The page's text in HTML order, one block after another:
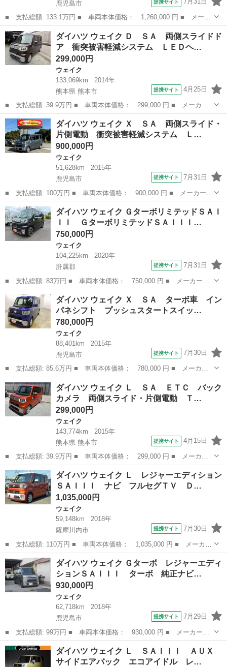
鹿児島市 提携サイト
■ 支払総額: 133.1万円 ■ 車両本体価格： 1,260,000 円 ■ メーカ
ー名： ダイハツ ■ 車種名： ウェイク ■ グレード名： Ｇター
ボＳＡＩＩＩ ｉ－ｓｔｏｐ 整備記録簿 Ｂモニター アルミ ナ
ビＴＶ ...
鹿児島 鹿児島市 ウェイク
ダイハツ ウェイク Ｄ ＳＡ 両側スライドド
ア 衝突被害軽減システム ＬＥＤヘ…
299,000円
ウェイク
133,069km
2014年
熊本県 熊本市
提携サイト 4月25日
■ 支払総額: 39.9万円 ■ 車両本体価格： 299,000 円 ■ メーカー
名： ダイハツ ■ 車種名： ウェイク ■ グレード名： Ｄ Ｓ
Ａ 両側スライドドア 衝突被害軽減システム ＬＥＤヘッドラン
プ キーレスエン...
熊本 熊本市 ウェイク
ダイハツ ウェイク Ｘ ＳＡ 両側スライド・
片側電動 衝突被害軽減システム Ｌ…
900,000円
ウェイク
51,628km
2015年
鹿児島市
提携サイト 7月31日
■ 支払総額: 100万円 ■ 車両本体価格： 900,000 円 ■ メーカー
名： ダイハツ ■ 車種名： ウェイク ■ グレード名： Ｘ Ｓ
Ａ 両側スライド・片側電動 衝突被害軽減システム ＬＥＤヘッド
ランプ スマート...
鹿児島 鹿児島市 ウェイク
ダイハツ ウェイク ＧターボリミテッドＳＡＩ
ＩＩ ＧターボリミテッドＳＡＩＩＩ…
750,000円
ウェイク
104,225km
2020年
肝属郡
提携サイト 7月31日
■ 支払総額: 83万円 ■ 車両本体価格： 750,000 円 ■ メーカー
名： ダイハツ ■ 車種名： ウェイク ■ グレード名： Ｇターボ
リミテッドＳＡＩＩＩ ＧターボリミテッドＳＡＩＩＩ ＡＣ Ｐ
Ｓ ＰＷ ナビＴＶ...
鹿児島 肝属郡 ウェイク
ダイハツ ウェイク Ｘ ＳＡ ターボ車 イン
パネシフト プッシュスタートスイッ…
780,000円
ウェイク
88,401km
2015年
鹿児島市
提携サイト 7月30日
■ 支払総額: 85.6万円 ■ 車両本体価格： 780,000 円 ■ メーカー
名： ダイハツ ■ 車種名： ウェイク ■ グレード名： Ｘ Ｓ
Ａ ターボ車 インパネシフト プッシュスタートスイッチ 電子カ
ードキー カー...
鹿児島 鹿児島市 ウェイク
ダイハツ ウェイク Ｌ ＳＡ ＥＴＣ バック
カメラ 両側スライド・片側電動 Ｔ…
299,000円
ウェイク
143,774km
2015年
熊本県 熊本市
提携サイト 4月15日
■ 支払総額: 39.9万円 ■ 車両本体価格： 299,000 円 ■ メーカー
名： ダイハツ ■ 車種名： ウェイク ■ グレード名： Ｌ Ｓ
Ａ ＥＴＣ バックカメラ 両側スライド・片側電動 ＴＶ 衝突被
害軽減システム...
熊本 熊本市 ウェイク
ダイハツ ウェイク Ｌ レジャーエディション
ＳＡＩＩＩ ナビ フルセグＴＶ Ｄ…
1,035,000円
ウェイク
59,148km
2018年
薩摩川内市
提携サイト 7月30日
■ 支払総額: 110万円 ■ 車両本体価格： 1,035,000 円 ■ メーカー
名： ダイハツ ■ 車種名： ウェイク ■ グレード名： Ｌ レジ
ャーエディションＳＡＩＩＩ ナビ フルセグＴＶ ＤＶＤ ＣＤ
Ｂｌｕｅｔ...
鹿児島 薩摩川内市 ウェイク
ダイハツ ウェイク Ｇターボ レジャーエディ
ションＳＡＩＩＩ ターボ 純正ナビ…
930,000円
ウェイク
62,718km
2018年
鹿児島市
提携サイト 7月29日
■ 支払総額: 99万円 ■ 車両本体価格： 930,000 円 ■ メーカー
名： ダイハツ ■ 車種名： ウェイク ■ グレード名： Ｇター
ボ レジャーエディションＳＡＩＩＩ ターボ 純正ナビ ＴＶ バ
ックカメラ Ｂｌｕ...
鹿児島 鹿児島市 ウェイク
ダイハツ ウェイク Ｌ ＳＡＩＩＩ ＡＵＸ
サイドエアバック エコアイドル レ…